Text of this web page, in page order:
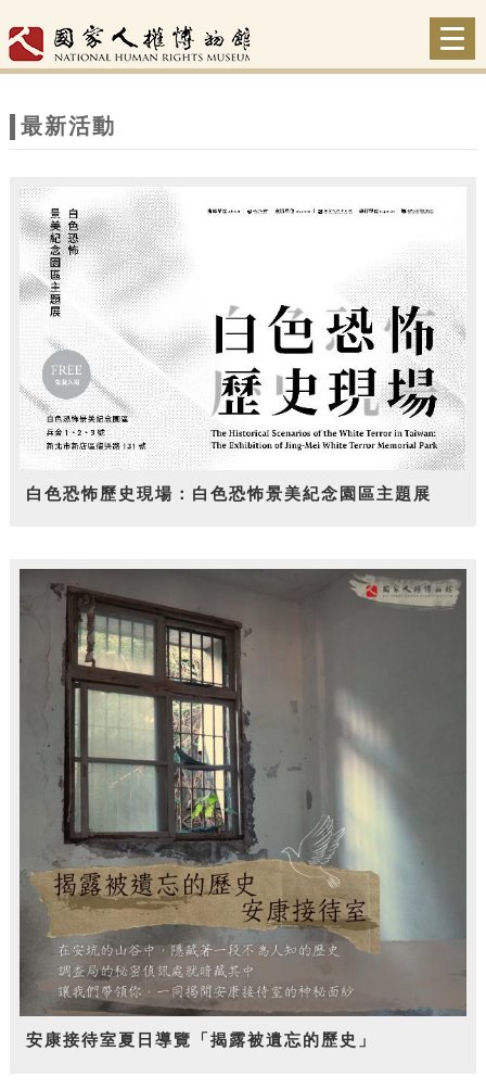
站
題
最新活動
白色恐怖歷史現場：白色恐怖景美紀念園區主題展
安康接待室夏日導覽「揭露被遺忘的歷史」